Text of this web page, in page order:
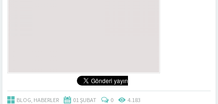
BLOG, HABERLER 01 ŞUBAT 0 4.183